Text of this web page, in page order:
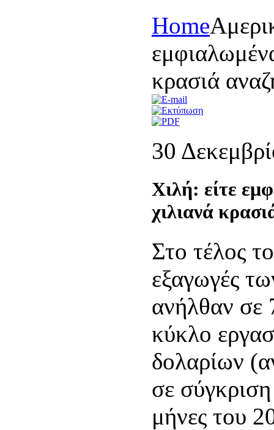
Home
κρασιά
30
Χιλή: είτε
χιλιανά
Στο τέλος
εξαγωγές
ανήλθαν σε
κύκλο
δολαρίων
σε
μήνες του